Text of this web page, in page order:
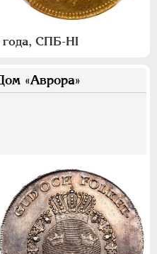
года, СПБ-НI
«Аврора»